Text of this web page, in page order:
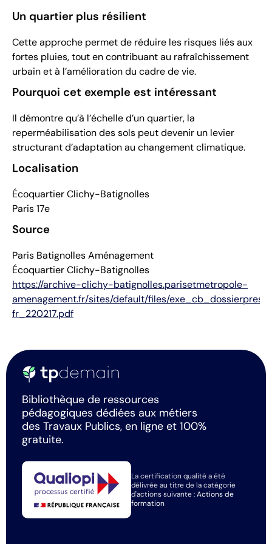
Un quartier plus résilient
Cette approche permet de réduire les risques liés aux
fortes pluies, tout en contribuant au rafraîchissement
urbain et à l’amélioration du cadre de vie.
Pourquoi cet exemple est intéressant
Il démontre qu’à l’échelle d’un quartier, la
reperméabilisation des sols peut devenir un levier
structurant d’adaptation au changement climatique.
Localisation
Écoquartier Clichy-Batignolles
Paris 17e
Source
Paris Batignolles Aménagement
Écoquartier Clichy-Batignolles
https://archive-clichy-batignolles.parisetmetropole-
amenagement.fr/sites/default/files/
fr_220217.pdf
Bibliothèque de ressources
pédagogiques dédiées aux métiers
des Travaux Publics, en ligne et 100%
gratuite.
La certification qualité a été
délivrée au titre de la catégorie
d'actions suivante :Actions de
formation